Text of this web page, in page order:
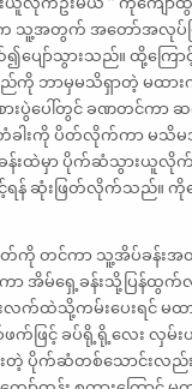
သူ့အတွက် အတော်အလုပ်ဖ
ပျော်သွားသည်။ ထို့ကြေ
ည်ကို ဘာမှမသိရှာတဲ့ မထ
စားပွဲပေါ်တွင် ခဏတင်
ခါးကို ပိတ်လိုက်ကာ မသိမ
အခန်းထဲမှာ ပိုက်ဆံသွားယူလို
ရန် ဆုံးဖြတ်လိုက်သည်။
တ်ထုတ်ကို တင်ကာ သူ့အိပ်ခန်
မ်ရှေ့ခန်းသို့ပြန်ထွက်လာ
က်ထဲသို့ကမ်းပေးရင် မထ
ခပ်ရို့ရို့လေး လှမ်းယူကာ
ားတဲ့ ပိုက်ဆံတစ်သောင်းလည်